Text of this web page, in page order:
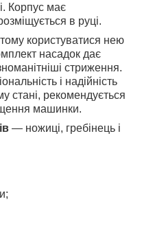
Корпус має
в руці.
користуватися нею
насадок дає
стриження.
і надійність
стані, рекомендується
машинки.
— ножиці, гребінець і